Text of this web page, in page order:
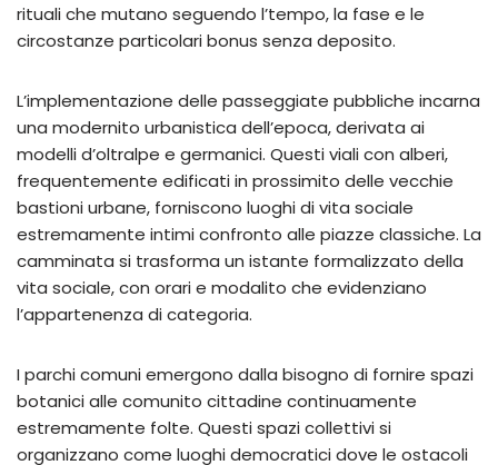
rituali che mutano seguendo l’tempo, la fase e le
circostanze particolari bonus senza deposito.
L’implementazione delle passeggiate pubbliche incarna
una modernito urbanistica dell’epoca, derivata ai
modelli d’oltralpe e germanici. Questi viali con alberi,
frequentemente edificati in prossimito delle vecchie
bastioni urbane, forniscono luoghi di vita sociale
estremamente intimi confronto alle piazze classiche. La
camminata si trasforma un istante formalizzato della
vita sociale, con orari e modalito che evidenziano
l’appartenenza di categoria.
I parchi comuni emergono dalla bisogno di fornire spazi
botanici alle comunito cittadine continuamente
estremamente folte. Questi spazi collettivi si
organizzano come luoghi democratici dove le ostacoli